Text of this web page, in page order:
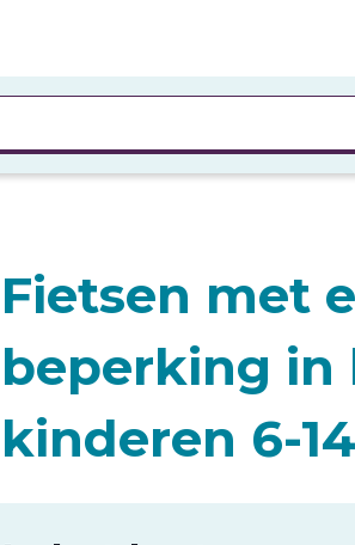
Fietsen met
beperking in
kinderen 6-